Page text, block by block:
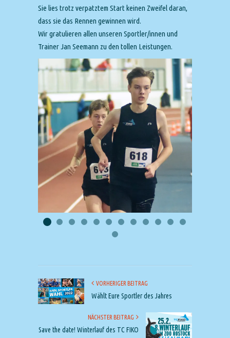
Sie lies trotz verpatztem Start keinen Zweifel daran,
dass sie das Rennen gewinnen wird.
Wir gratulieren allen unseren Sportler/innen und
Trainer Jan Seemann zu den tollen Leistungen.
VORHERIGER BEITRAG
Wählt Eure Sportler des Jahres
NÄCHSTER BEITRAG
Save the date! Winterlauf des TC FIKO